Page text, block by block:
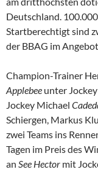
Deutschland.
Startberechtigt sind
der BBAG im
Champion-Trainer
Applebee unter
Jockey Michael
Schiergen, Markus
zwei Teams ins
Tagen im Preis des
an See Hector mit